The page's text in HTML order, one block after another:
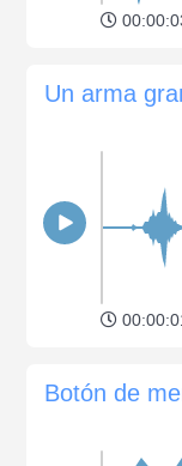
Un arma
Botón de